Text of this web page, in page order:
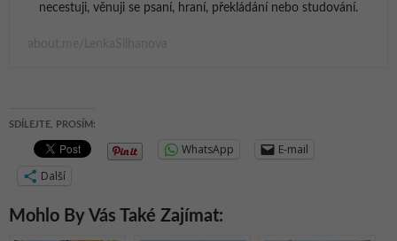
necestuji, věnuji se psaní, hraní, překládání nebo studování.
SDÍLEJTE, PROSÍM:
WhatsApp
E-mail
Další
Mohlo By Vás Také Zajímat: